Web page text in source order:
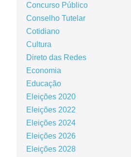
Concurso Público
Conselho Tutelar
Cotidiano
Cultura
Direto das Redes
Economia
Educação
Eleições 2020
Eleições 2022
Eleições 2024
Eleições 2026
Eleições 2028